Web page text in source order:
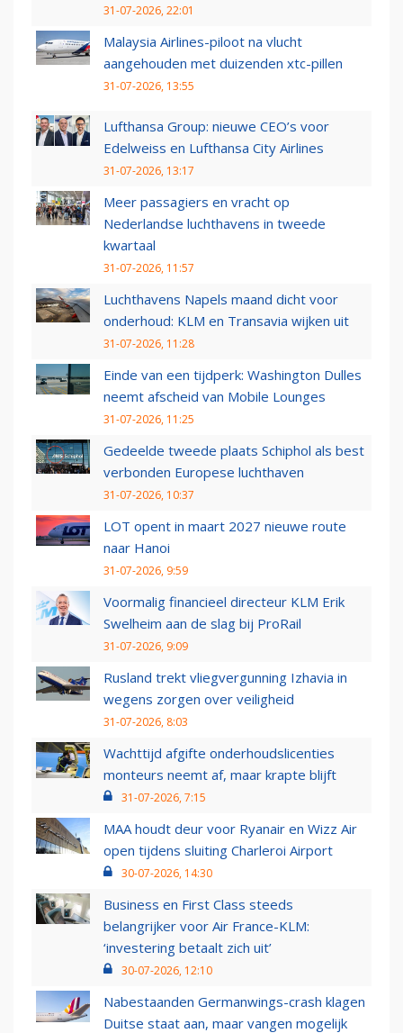
31-07-2026, 22:01
Malaysia Airlines-piloot na vlucht
aangehouden met duizenden xtc-pillen
31-07-2026, 13:55
Lufthansa Group: nieuwe CEO’s voor
Edelweiss en Lufthansa City Airlines
31-07-2026, 13:17
Meer passagiers en vracht op
Nederlandse luchthavens in tweede
kwartaal
31-07-2026, 11:57
Luchthavens Napels maand dicht voor
onderhoud: KLM en Transavia wijken uit
31-07-2026, 11:28
Einde van een tijdperk: Washington Dulles
neemt afscheid van Mobile Lounges
31-07-2026, 11:25
Gedeelde tweede plaats Schiphol als best
verbonden Europese luchthaven
31-07-2026, 10:37
LOT opent in maart 2027 nieuwe route
naar Hanoi
31-07-2026, 9:59
Voormalig financieel directeur KLM Erik
Swelheim aan de slag bij ProRail
31-07-2026, 9:09
Rusland trekt vliegvergunning Izhavia in
wegens zorgen over veiligheid
31-07-2026, 8:03
Wachttijd afgifte onderhoudslicenties
monteurs neemt af, maar krapte blijft
31-07-2026, 7:15
MAA houdt deur voor Ryanair en Wizz Air
open tijdens sluiting Charleroi Airport
30-07-2026, 14:30
Business en First Class steeds
belangrijker voor Air France-KLM:
‘investering betaalt zich uit’
30-07-2026, 12:10
Nabestaanden Germanwings-crash klagen
Duitse staat aan, maar vangen mogelijk